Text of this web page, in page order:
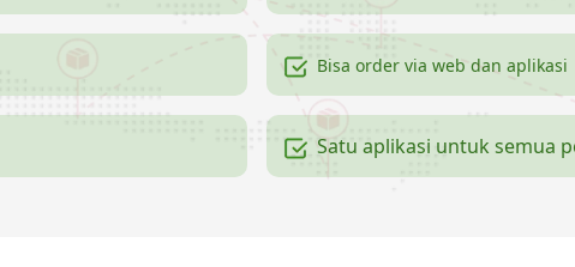
Bisa order via web dan aplikasi
Satu aplikasi untuk semua